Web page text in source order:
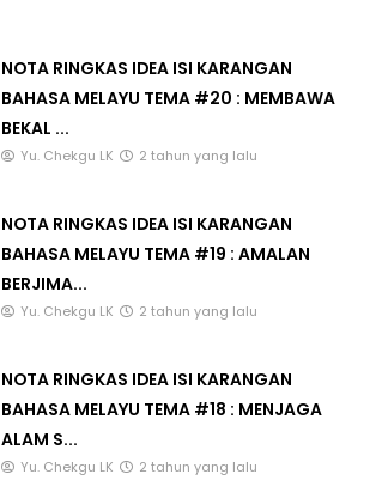
NOTA RINGKAS IDEA ISI KARANGAN
BAHASA MELAYU TEMA #20 : MEMBAWA
BEKAL ...
Yu. Chekgu LK 2 tahun yang lalu
NOTA RINGKAS IDEA ISI KARANGAN
BAHASA MELAYU TEMA #19 : AMALAN
BERJIMA...
Yu. Chekgu LK 2 tahun yang lalu
NOTA RINGKAS IDEA ISI KARANGAN
BAHASA MELAYU TEMA #18 : MENJAGA
ALAM S...
Yu. Chekgu LK 2 tahun yang lalu